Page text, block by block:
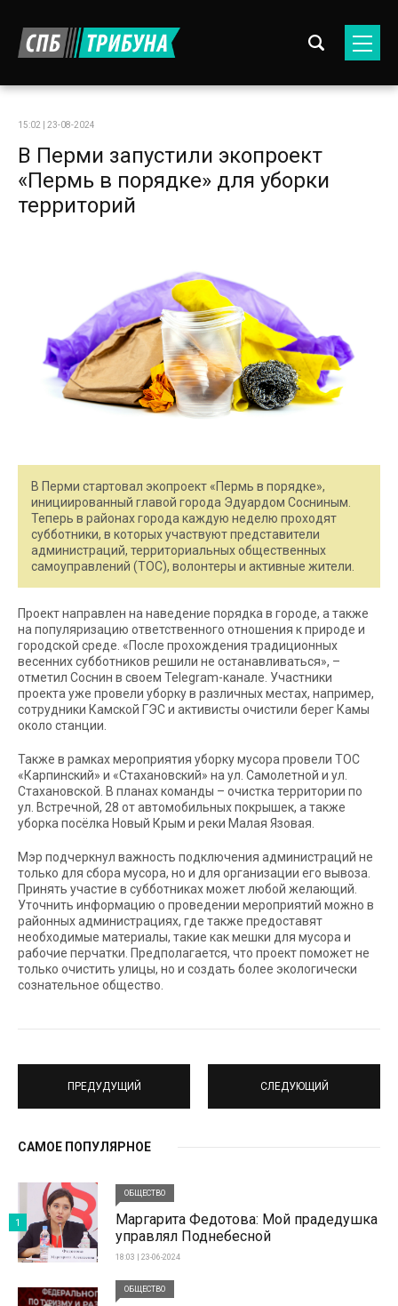
15:02 | 23-08-2024
В Перми запустили экопроект
«Пермь в порядке» для уборки
территорий
В Перми стартовал экопроект «Пермь в порядке»,
инициированный главой города Эдуардом Сосниным.
Теперь в районах города каждую неделю проходят
субботники, в которых участвуют представители
администраций, территориальных общественных
самоуправлений (ТОС), волонтеры и активные жители.
Проект направлен на наведение порядка в городе, а также
на популяризацию ответственного отношения к природе и
городской среде. «После прохождения традиционных
весенних субботников решили не останавливаться», –
отметил Соснин в своем Telegram-канале. Участники
проекта уже провели уборку в различных местах, например,
сотрудники Камской ГЭС и активисты очистили берег Камы
около станции.
Также в рамках мероприятия уборку мусора провели ТОС
«Карпинский» и «Стахановский» на ул. Самолетной и ул.
Стахановской. В планах команды – очистка территории по
ул. Встречной, 28 от автомобильных покрышек, а также
уборка посёлка Новый Крым и реки Малая Язовая.
Мэр подчеркнул важность подключения администраций не
только для сбора мусора, но и для организации его вывоза.
Принять участие в субботниках может любой желающий.
Уточнить информацию о проведении мероприятий можно в
районных администрациях, где также предоставят
необходимые материалы, такие как мешки для мусора и
рабочие перчатки. Предполагается, что проект поможет не
только очистить улицы, но и создать более экологически
сознательное общество.
ПРЕДУДУЩИЙ СЛЕДУЮЩИЙ
САМОЕ ПОПУЛЯРНОЕ
ОБЩЕСТВО
Маргарита Федотова: Мой прадедушка
управлял Поднебесной
18:03 | 23-06-2024
1
ОБЩЕСТВО